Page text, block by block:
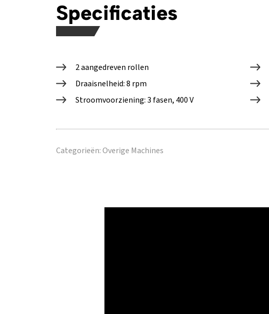
Specificaties
2 aangedreven rollen
Draaisnelheid: 8 rpm
Stroomvoorziening: 3 fasen, 400 V
Categorieën:Overige Machines